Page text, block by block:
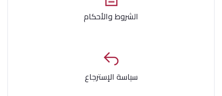
الشروط والأحكام
سياسة الإسترجاع